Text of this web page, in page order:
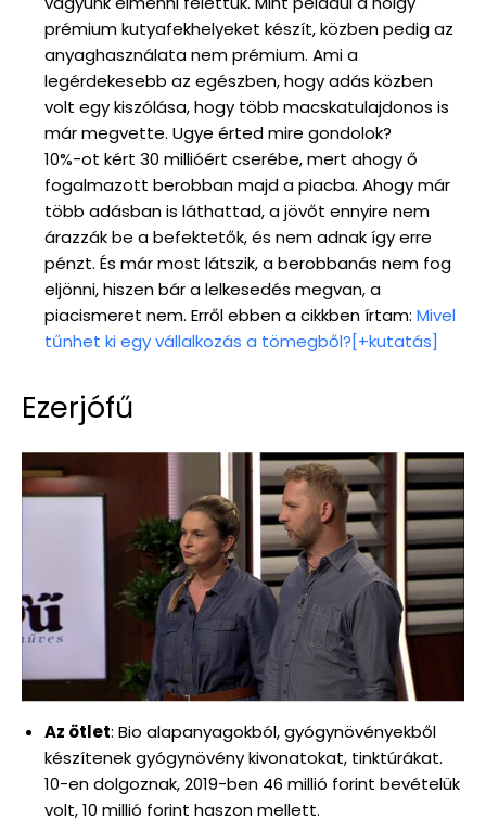
prémium kutyafekhelyeket készít, közben pedig az
anyaghasználata nem prémium. Ami a
legérdekesebb az egészben, hogy adás közben
volt egy kiszólása, hogy több macskatulajdonos is
már megvette. Ugye érted mire gondolok?
10%-ot kért 30 millióért cserébe, mert ahogy ő
fogalmazott berobban majd a piacba. Ahogy már
több adásban is láthattad, a jövőt ennyire nem
árazzák be a befektetők, és nem adnak így erre
pénzt. És már most látszik, a berobbanás nem fog
eljönni, hiszen bár a lelkesedés megvan, a
piacismeret nem. Erről ebben a cikkben írtam: Mivel
tűnhet ki egy vállalkozás a tömegből?[+kutatás]
Ezerjófű
Az ötlet: Bio alapanyagokból, gyógynövényekből
készítenek gyógynövény kivonatokat, tinktúrákat.
10-en dolgoznak, 2019-ben 46 millió forint bevételük
volt, 10 millió forint haszon mellett.